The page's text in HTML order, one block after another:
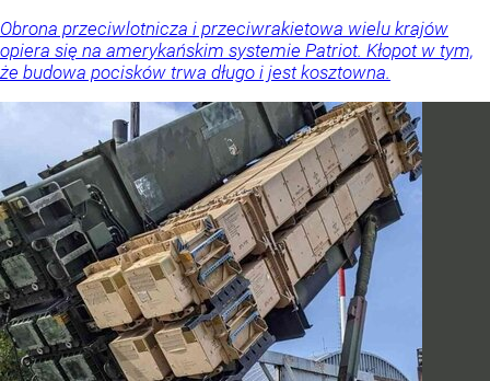
Obrona przeciwlotnicza i przeciwrakietowa wielu krajów
opiera się na amerykańskim systemie Patriot. Kłopot w tym,
że budowa pocisków trwa długo i jest kosztowna.